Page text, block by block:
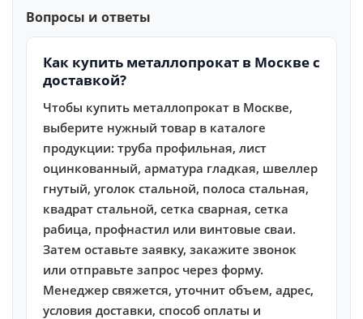
Вопросы и ответы
Как купить металлопрокат в Москве с
доставкой?
Чтобы купить металлопрокат в Москве,
выберите нужный товар в каталоге
продукции: труба профильная, лист
оцинкованный, арматура гладкая, швеллер
гнутый, уголок стальной, полоса стальная,
квадрат стальной, сетка сварная, сетка
рабица, профнастил или винтовые сваи.
Затем оставьте заявку, закажите звонок
или отправьте запрос через форму.
Менеджер свяжется, уточнит объем, адрес,
условия доставки, способ оплаты и